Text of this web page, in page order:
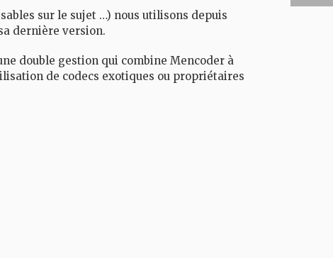
sur le sujet …) nous utilisons depuis
dernière version.
double gestion qui combine Mencoder à
de codecs exotiques ou propriétaires